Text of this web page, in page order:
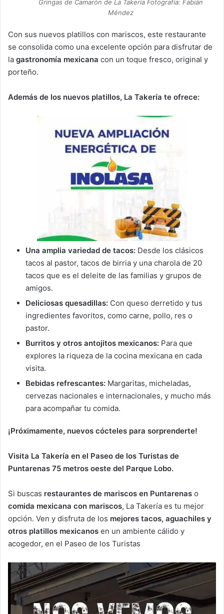
Gringas de Camarón de La Takería Fotografía: Fabián
Méndez
Con sus nuevos platillos con mariscos, este restaurante
se consolida como una excelente opción para disfrutar de
la gastronomía mexicana con un toque fresco, original y
porteño.
Además de los nuevos platillos, La Takería te ofrece:
Una amplia variedad de tacos: Desde los clásicos
tacos al pastor, tacos de birria y una charola de 20
tacos que es el deleite de las familias y grupos de
amigos.
Deliciosas quesadillas: Con queso derretido y tus
ingredientes favoritos, como carne, pollo, res o
pastor.
Burritos y otros antojitos mexicanos: Para que
explores la riqueza de la cocina mexicana en cada
visita.
Bebidas refrescantes: Margaritas, micheladas,
cervezas nacionales e internacionales, y mucho más
para acompañar tu comida.
¡Próximamente, nuevos cócteles para sorprenderte!
Visita La Takería en el Paseo de los Turistas de
Puntarenas 75 metros oeste del Parque Lobo.
Si buscas restaurantes de mariscos en Puntarenas o
comida mexicana con mariscos, La Takería es tu mejor
opción. Ven y disfruta de los mejores tacos, aguachiles y
otros platillos mexicanos en un ambiente cálido y
acogedor, en el Paseo de los Turistas